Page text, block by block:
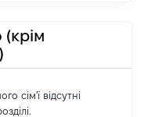
сім'ї відсутні